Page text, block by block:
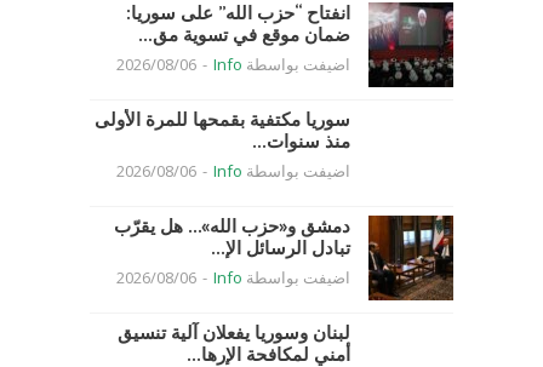
انفتاح “حزب الله” على سوريا:
ضمان موقع في تسوية مق...
اضيفت بواسطة Info
-
2026/08/06
سوريا مكتفية بقمحها للمرة الأولى
منذ سنوات...
اضيفت بواسطة Info
-
2026/08/06
دمشق و«حزب الله»… هل يقرّب
تبادل الرسائل الإ...
اضيفت بواسطة Info
-
2026/08/06
لبنان وسوريا يفعلان آلية تنسيق
أمني لمكافحة الإرها...